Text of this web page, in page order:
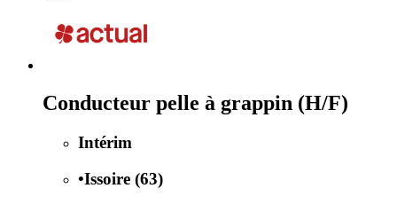
Conducteur pelle à grappin (H/F)
Intérim
•Issoire (63)